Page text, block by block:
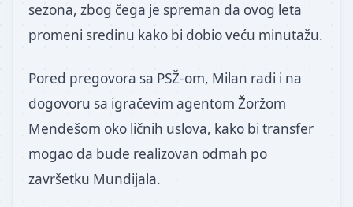
sezona, zbog čega je spreman da ovog leta
promeni sredinu kako bi dobio veću minutažu.
Pored pregovora sa PSŽ-om, Milan radi i na
dogovoru sa igračevim agentom Žoržom
Mendešom oko ličnih uslova, kako bi transfer
mogao da bude realizovan odmah po
završetku Mundijala.